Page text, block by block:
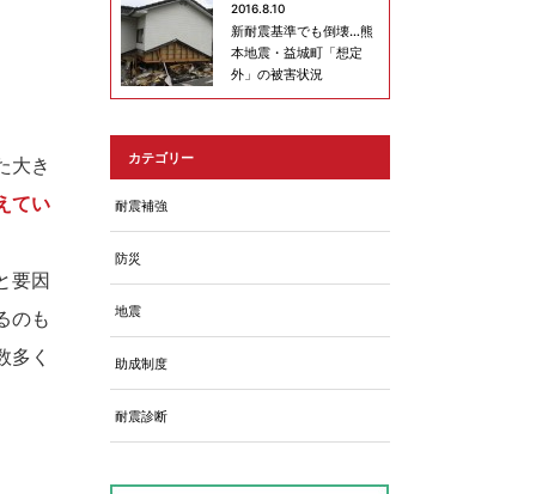
大き
てい
要因
のも
多く
2016.8.10
新耐震基準でも倒壊…熊
本地震・益城町「想定
外」の被害状況
カテゴリー
耐震補強
防災
地震
助成制度
耐震診断